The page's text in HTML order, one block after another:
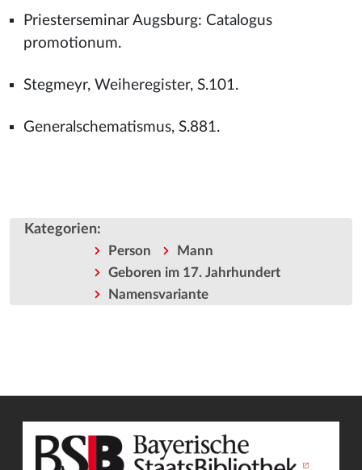
Priesterseminar Augsburg: Catalogus
promotionum.
Stegmeyr, Weiheregister, S.101.
Generalschematismus, S.881.
Kategorien:
Person
Mann
Geboren im 17. Jahrhundert
Namensvariante